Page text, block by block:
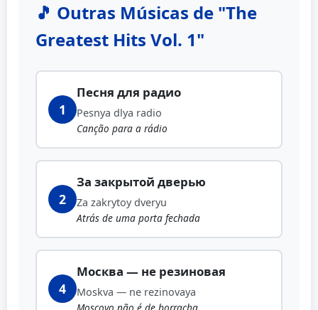
🎵 Outras Músicas de "The
Greatest Hits Vol. 1"
1
Песня для радио
Pesnya dlya radio
Canção para a rádio
2
За закрытой дверью
Za zakrytoy dveryu
Atrás de uma porta fechada
4
Москва — не резиновая
Moskva — ne rezinovaya